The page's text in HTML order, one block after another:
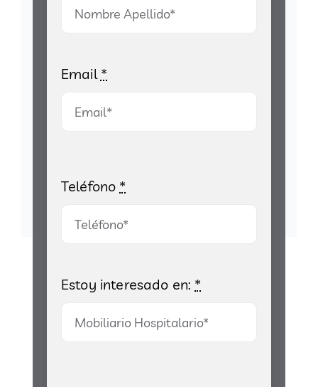
Email *
Teléfono *
Estoy interesado en: *